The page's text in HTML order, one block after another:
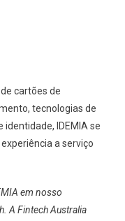
cartões de
tecnologias de
IDEMIA se
a serviço
em nosso
A Fintech Australia